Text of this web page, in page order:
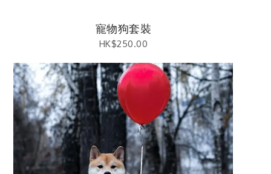
寵物狗套裝
HK$250.00